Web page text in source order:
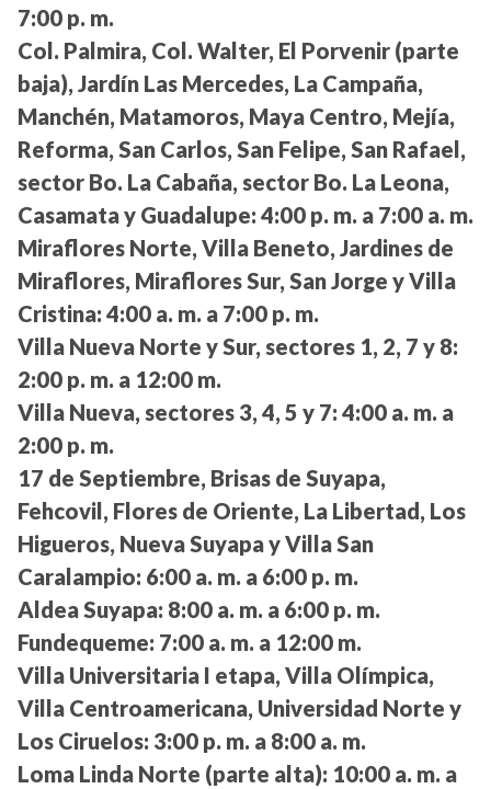
7:00 p. m.
Col. Palmira, Col. Walter, El Porvenir (parte
baja), Jardín Las Mercedes, La Campaña,
Manchén, Matamoros, Maya Centro, Mejía,
Reforma, San Carlos, San Felipe, San Rafael,
sector Bo. La Cabaña, sector Bo. La Leona,
Casamata y Guadalupe: 4:00 p. m. a 7:00 a. m.
Miraflores Norte, Villa Beneto, Jardines de
Miraflores, Miraflores Sur, San Jorge y Villa
Cristina: 4:00 a. m. a 7:00 p. m.
Villa Nueva Norte y Sur, sectores 1, 2, 7 y 8:
2:00 p. m. a 12:00 m.
Villa Nueva, sectores 3, 4, 5 y 7: 4:00 a. m. a
2:00 p. m.
17 de Septiembre, Brisas de Suyapa,
Fehcovil, Flores de Oriente, La Libertad, Los
Higueros, Nueva Suyapa y Villa San
Caralampio: 6:00 a. m. a 6:00 p. m.
Aldea Suyapa: 8:00 a. m. a 6:00 p. m.
Fundequeme: 7:00 a. m. a 12:00 m.
Villa Universitaria I etapa, Villa Olímpica,
Villa Centroamericana, Universidad Norte y
Los Ciruelos: 3:00 p. m. a 8:00 a. m.
Loma Linda Norte (parte alta): 10:00 a. m. a